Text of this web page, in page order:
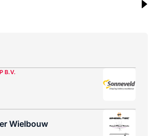
B.V.
Wielbouw